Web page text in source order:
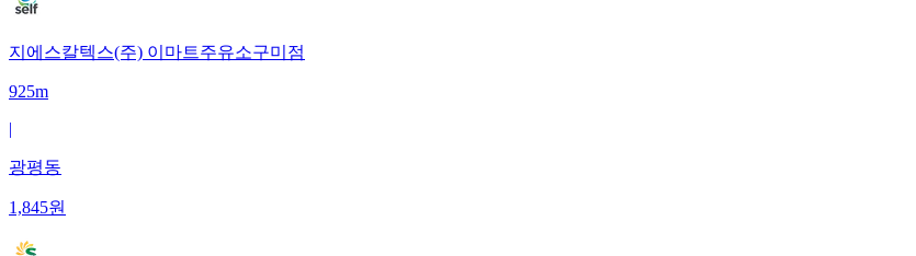
지에스칼텍스(주) 이마트주유소구미점
925m
|
광평동
1,845원